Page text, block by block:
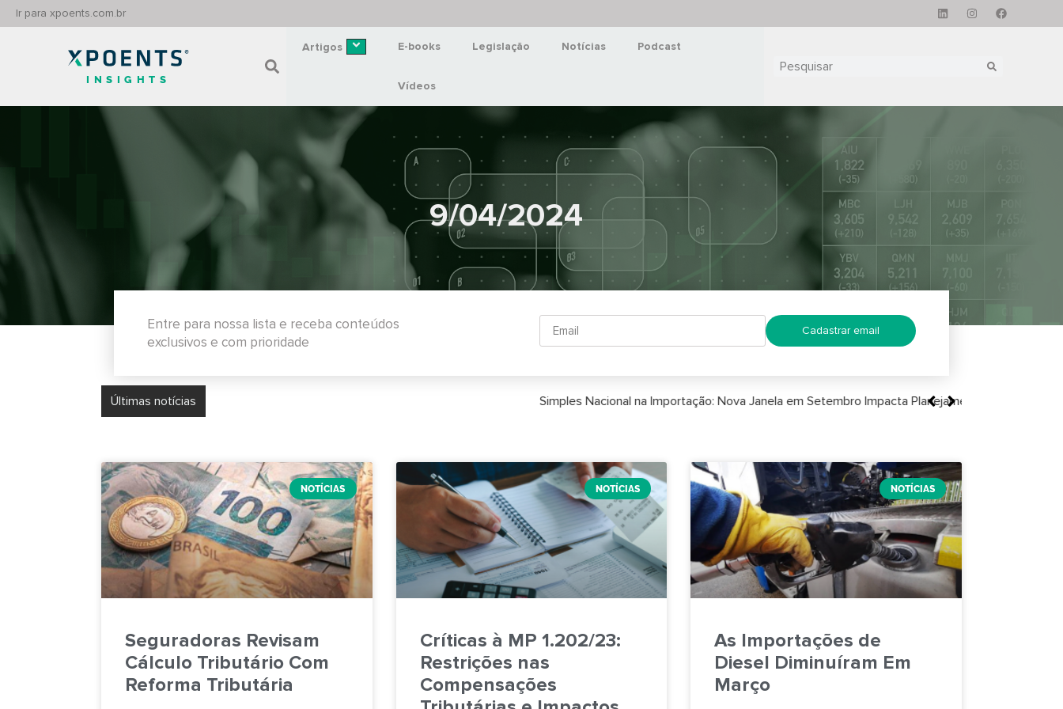
Ir para xpoents.com.br
INSIGHTS
Artigos E-books Legislação Notícias Podcast
Vídeos
9/04/2024
Entre para nossa lista e receba conteúdos
exclusivos e com prioridade
Cadastrar email
Últimas notícias Simples Nacional na Importação: Nova Janela em Setembro Impacta Planejamento para 2027
NOTÍCIAS
Seguradoras Revisam
Cálculo Tributário Com
Reforma Tributária
NOTÍCIAS
Críticas à MP 1.202/23:
Restrições nas
Compensações
NOTÍCIAS
As Importações de
Diesel Diminuíram Em
Março